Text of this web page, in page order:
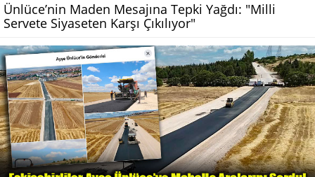
Ünlüce’nin Maden Mesajına Tepki Yağdı: "Milli
Servete Siyaseten Karşı Çıkılıyor"